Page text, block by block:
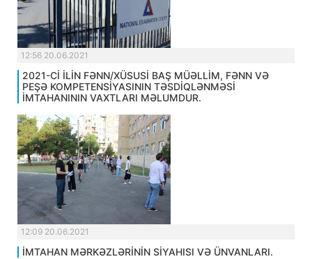
12:56 20.06.2021
2021-Cİ İLİN FƏNN/XÜSUSİ BAŞ MÜƏLLİM, FƏNN VƏ
PEŞƏ KOMPETENSİYASININ TƏSDİQLƏNMƏSİ
İMTAHANININ VAXTLARI MƏLUMDUR.
12:09 20.06.2021
İMTAHAN MƏRKƏZLƏRİNİN SİYAHISI VƏ ÜNVANLARI.